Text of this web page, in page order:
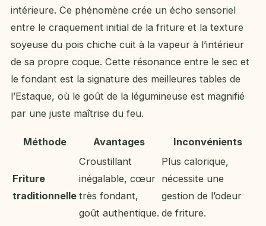
intérieure. Ce phénomène crée un écho sensoriel
entre le craquement initial de la friture et la texture
soyeuse du pois chiche cuit à la vapeur à l’intérieur
de sa propre coque. Cette résonance entre le sec et
le fondant est la signature des meilleures tables de
l’Estaque, où le goût de la légumineuse est magnifié
par une juste maîtrise du feu.
Méthode Avantages Inconvénients
Friture
traditionnelle
Croustillant
inégalable, cœur
très fondant,
goût authentique.
Plus calorique,
nécessite une
gestion de l’odeur
de friture.